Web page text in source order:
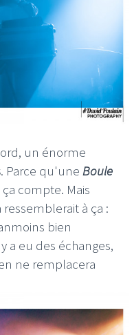
un énorme
. Parce qu'une Boule
compte. Mais
à ça :
bien
a eu des échanges,
ne remplacera